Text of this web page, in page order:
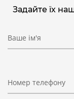
Задайте їх
Ваше ім'я
Номер телефону